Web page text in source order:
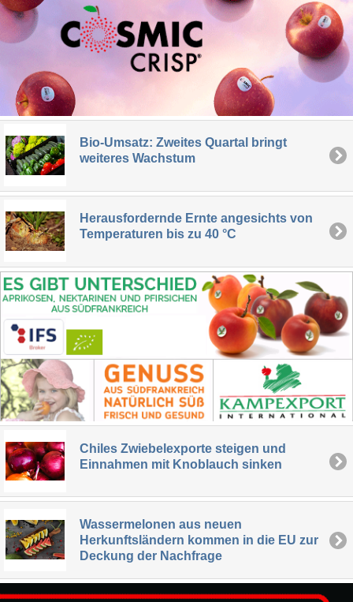
Bio-Umsatz: Zweites Quartal bringt
weiteres Wachstum
Herausfordernde Ernte angesichts von
Temperaturen bis zu 40 °C
Chiles Zwiebelexporte steigen und
Einnahmen mit Knoblauch sinken
Wassermelonen aus neuen
Herkunftsländern kommen in die EU zur
Deckung der Nachfrage